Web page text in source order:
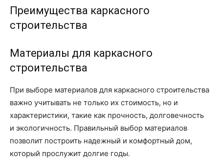
Преимущества каркасного
строительства
Материалы для каркасного
строительства
При выборе материалов для каркасного строительства
важно учитывать не только их стоимость, но и
характеристики, такие как прочность, долговечность
и экологичность. Правильный выбор материалов
позволит построить надежный и комфортный дом,
который прослужит долгие годы.